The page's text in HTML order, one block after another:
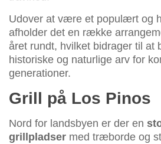
Udover at være et populært og
afholder det en række
året rundt, hvilket bidrager til at
historiske og naturlige arv for
generationer.
Grill på Los Pinos
Nord for landsbyen er der en
grillpladser med træborde og